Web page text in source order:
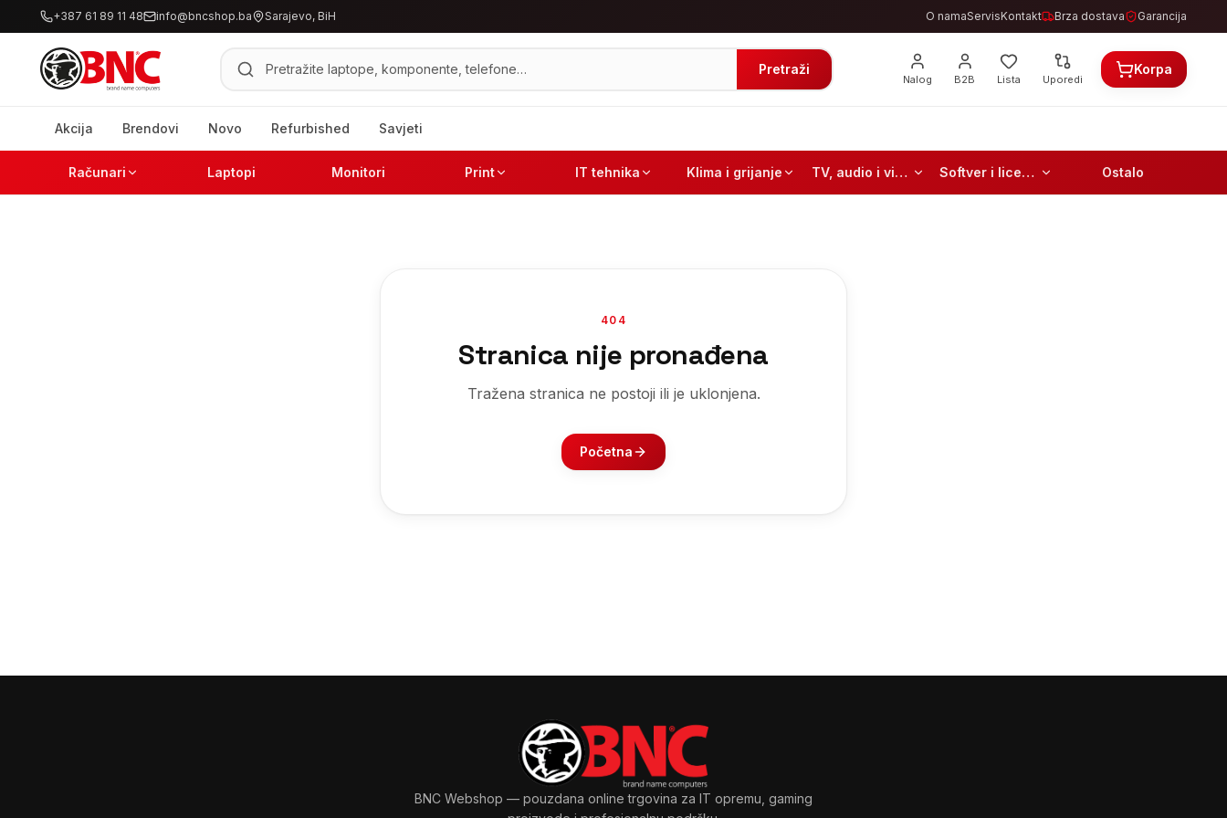
+387 61 89 11 48 info@bncshop.ba Sarajevo, BiH O namaServisKontakt Brza dostava Garancija
Pretraži proizvode
Pretraži
Nalog B2B Lista Uporedi
Korpa
Akcija Brendovi Novo Refurbished Savjeti
Računari Laptopi Monitori Print IT tehnika Klima i grijanje TV, audio i video Softver i licence Ostalo
404
Stranica nije pronađena
Tražena stranica ne postoji ili je uklonjena.
Početna
BNC Webshop — pouzdana online trgovina za IT opremu, gaming